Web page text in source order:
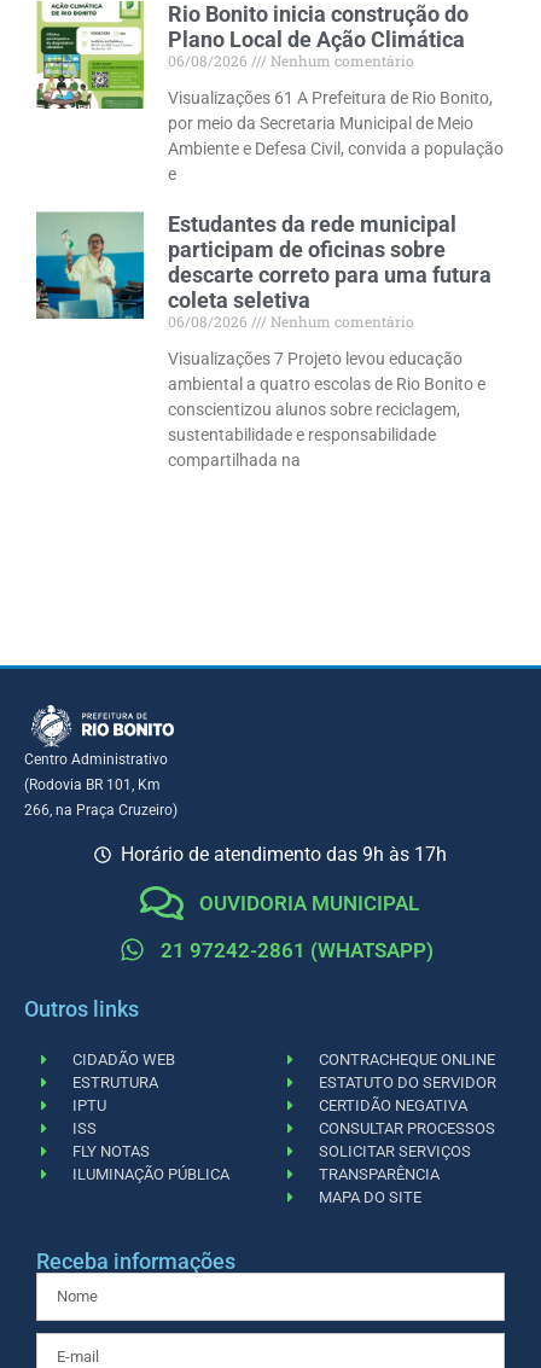
Rio Bonito inicia construção do
Plano Local de Ação Climática
06/08/2026
Nenhum comentário
Visualizações 61 A Prefeitura de Rio Bonito,
por meio da Secretaria Municipal de Meio
Ambiente e Defesa Civil, convida a população
e
Estudantes da rede municipal
participam de oficinas sobre
descarte correto para uma futura
coleta seletiva
06/08/2026
Nenhum comentário
Visualizações 7 Projeto levou educação
ambiental a quatro escolas de Rio Bonito e
conscientizou alunos sobre reciclagem,
sustentabilidade e responsabilidade
compartilhada na
Centro Administrativo
(Rodovia BR 101, Km
266, na Praça Cruzeiro)
Horário de atendimento das 9h às 17h
OUVIDORIA MUNICIPAL
21 97242-2861 (WHATSAPP)
Outros links
CIDADÃO WEB
ESTRUTURA
IPTU
ISS
FLY NOTAS
ILUMINAÇÃO PÚBLICA
CONTRACHEQUE ONLINE
ESTATUTO DO SERVIDOR
CERTIDÃO NEGATIVA
CONSULTAR PROCESSOS
SOLICITAR SERVIÇOS
TRANSPARÊNCIA
MAPA DO SITE
Receba informações